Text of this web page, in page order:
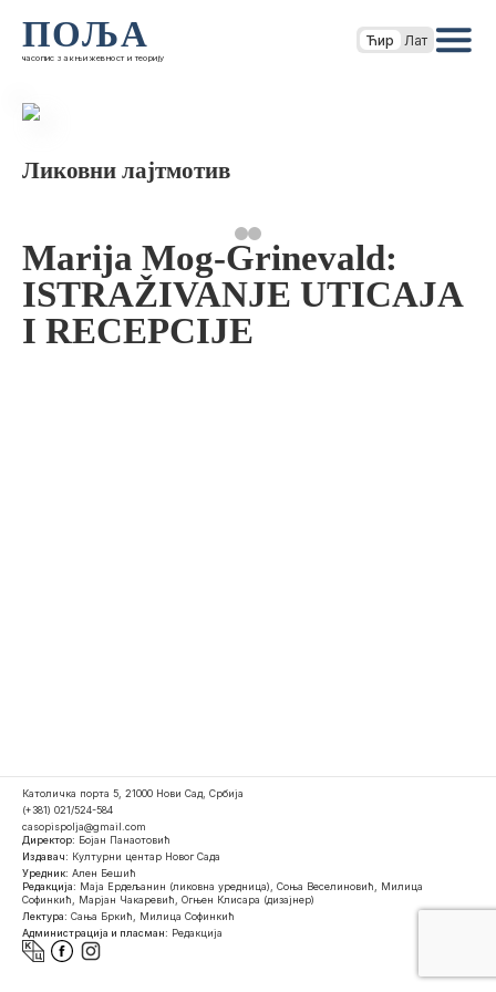
ПОЉА
часопис за књижевност и теорију
Ћир Лат
Ликовни лајтмотив
Marija Mog-Grinevald:
ISTRAŽIVANJE UTICAJA
I RECEPCIJE
Католичка порта 5, 21000 Нови Сад, Србија
(+381) 021/524-584
casopispolja@gmail.com
Директор: Бојан Панаотовић
Издавач: Културни центар Новог Сада
Уредник: Ален Бешић
Редакција: Маја Ердељанин (ликовна уредница), Соња Веселиновић, Милица
Софинкић, Марјан Чакаревић, Огњен Клисара (дизајнер)
Лектура: Сања Бркић, Милица Софинкић
Администрација и пласман: Редакција